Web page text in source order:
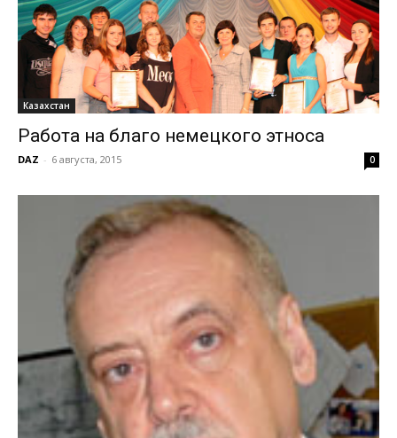
Казахстан
Работа на благо немецкого этноса
DAZ - 6 августа, 2015 0